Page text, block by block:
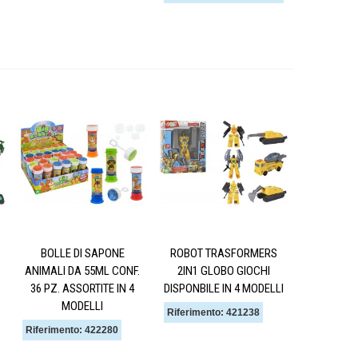
BOLLE DI SAPONE
ANIMALI DA 55ML CONF.
36 PZ. ASSORTITE IN 4
MODELLI
Riferimento: 422280
ROBOT TRASFORMERS
2IN1 GLOBO GIOCHI
DISPONBILE IN 4 MODELLI
Riferimento: 421238